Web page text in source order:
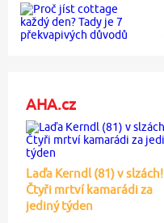
AHA.cz
Laďa Kerndl (81) v slzách!
Čtyři mrtví kamarádi za
jediný týden